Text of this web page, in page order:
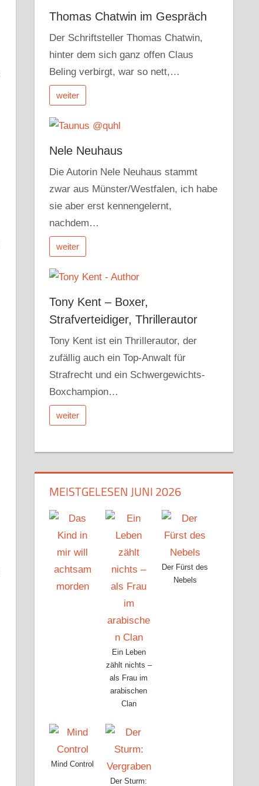
Thomas Chatwin im Gespräch
Der Schriftsteller Thomas Chatwin,
hinter dem sich ganz offen Claus
Beling verbirgt, war so nett,…
weiter
Nele Neuhaus
Die Autorin Nele Neuhaus stammt
zwar aus Münster/Westfalen, ich habe
sie aber erst kennengelernt,
nachdem…
weiter
Tony Kent – Boxer,
Strafverteidiger, Thrillerautor
Tony Kent ist ein Thrillerautor, der
zufällig auch ein Top-Anwalt für
Strafrecht und ein Schwergewichts-
Boxchampion…
weiter
MEISTGELESEN JUNI 2026
Ein Leben
zählt nichts –
als Frau im
arabischen
Clan
Der Fürst des
Nebels
Mind Control
Der Sturm: